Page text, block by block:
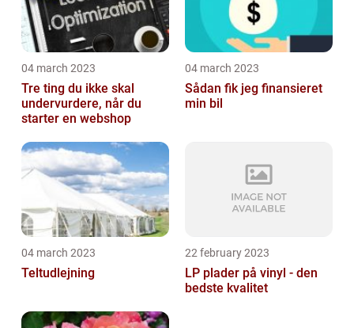
04 march 2023
Tre ting du ikke skal
undervurdere, når du
starter en webshop
04 march 2023
Sådan fik jeg finansieret
min bil
04 march 2023
Teltudlejning
22 february 2023
LP plader på vinyl - den
bedste kvalitet